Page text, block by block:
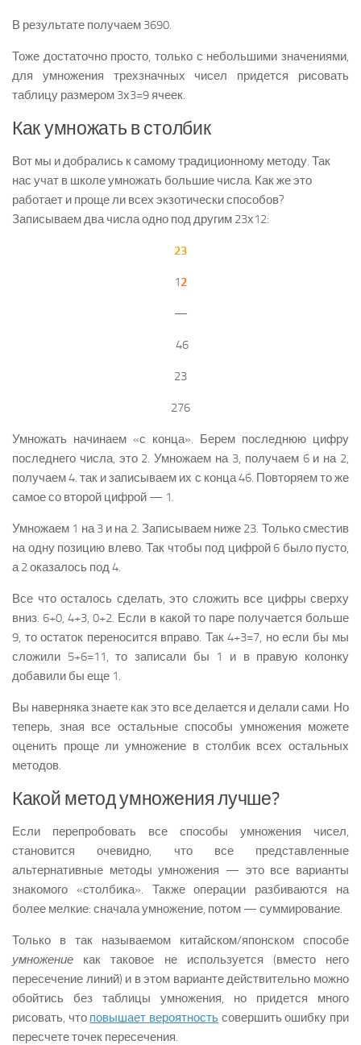
В результате получаем 3690.
Тоже достаточно просто, только с небольшими значениями,
для умножения трехзначных чисел придется рисовать
таблицу размером 3х3=9 ячеек.
Как умножать в столбик
Вот мы и добрались к самому традиционному методу. Так
нас учат в школе умножать большие числа. Как же это
работает и проще ли всех экзотически способов?
Записываем два числа одно под другим 23х12:
23
12
—
46
23
276
Умножать начинаем «с конца». Берем последнюю цифру
последнего числа, это 2. Умножаем на 3, получаем 6 и на 2,
получаем 4. так и записываем их с конца 46. Повторяем то же
самое со второй цифрой — 1.
Умножаем 1 на 3 и на 2. Записываем ниже 23. Только сместив
на одну позицию влево. Так чтобы под цифрой 6 было пусто,
а 2 оказалось под 4.
Все что осталось сделать, это сложить все цифры сверху
вниз. 6+0, 4+3, 0+2. Если в какой то паре получается больше
9, то остаток переносится вправо. Так 4+3=7, но если бы мы
сложили 5+6=11, то записали бы 1 и в правую колонку
добавили бы еще 1.
Вы наверняка знаете как это все делается и делали сами. Но
теперь, зная все остальные способы умножения можете
оценить проще ли умножение в столбик всех остальных
методов.
Какой метод умножения лучше?
Если перепробовать все способы умножения чисел,
становится очевидно, что все представленные
альтернативные методы умножения — это все варианты
знакомого «столбика». Также операции разбиваются на
более мелкие: сначала умножение, потом — суммирование.
Только в так называемом китайском/японском способе
умножение как таковое не используется (вместо него
пересечение линий) и в этом варианте действительно можно
обойтись без таблицы умножения, но придется много
рисовать, что повышает вероятность совершить ошибку при
пересчете точек пересечения.